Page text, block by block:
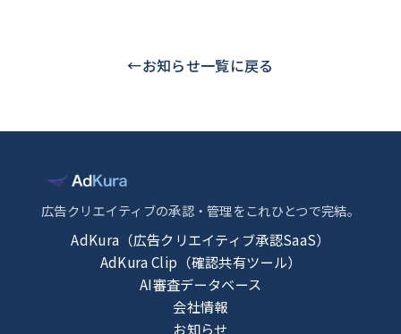
←お知らせ一覧に戻る
広告クリエイティブの承認・管理をこれひとつで完結。
AdKura（広告クリエイティブ承認SaaS）
AdKura Clip（確認共有ツール）
AI審査データベース
会社情報
お知らせ